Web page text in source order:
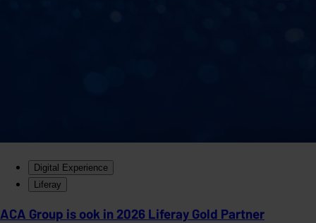
Digital Experience
Liferay
ACA Group is ook in 2026 Liferay Gold Partner